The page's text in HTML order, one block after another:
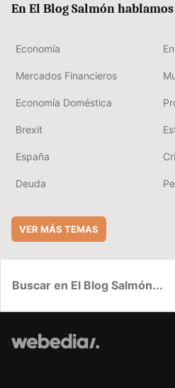
En El Blog Salmón hablamos
Economía
Mercados Financieros
Economía Doméstica
Brexit
España
Deuda
VER MÁS TEMAS